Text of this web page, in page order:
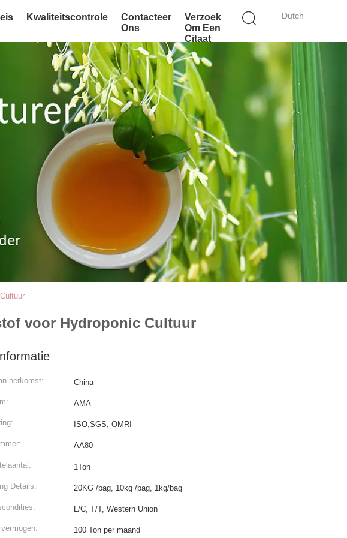
Dutch
Kwaliteitscontrole
Contacteer
Ons
Verzoek
Om Een
Citaat
voor Hydroponic Cultuur
herkomst: China
AMA
ISO,SGS, OMRI
AA80
1Ton
Details: 20KG /bag, 10kg /bag, 1kg/bag
L/C, T/T, Western Union
100 Ton per maand